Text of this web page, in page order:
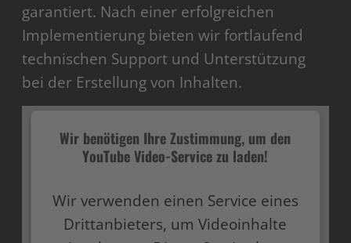
garantiert. Nach einer erfolgreichen
Implementierung bieten wir fortlaufend
technischen Support und Unterstützung
bei der Erstellung von Inhalten.
Wir benötigen Ihre Zustimmung, um den
YouTube Video-Service zu laden!
Wir verwenden einen Service eines
Drittanbieters, um Videoinhalte